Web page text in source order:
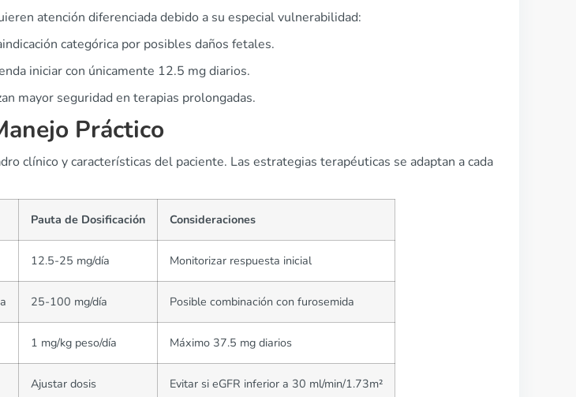
atención diferenciada debido a su especial vulnerabilidad:
categórica por posibles daños fetales.
iniciar con únicamente 12.5 mg diarios.
mayor seguridad en terapias prolongadas.
Práctico
clínico y características del paciente. Las estrategias terapéuticas se adaptan a cada
Pauta de Dosificación Consideraciones
12.5-25 mg/día Monitorizar respuesta inicial
25-100 mg/día Posible combinación con furosemida
1 mg/kg peso/día Máximo 37.5 mg diarios
Ajustar dosis Evitar si eGFR inferior a 30 ml/min/1.73m²